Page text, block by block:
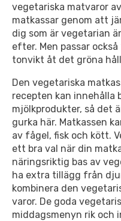
vegetariska matvaror
matkassar genom att
dig som är vegetarian
efter. Men passar
tonvikt åt det gröna
Den vegetariska
recepten kan innehålla
mjölkprodukter, så det
gurka här. Matkassen
av fågel, fisk och kött.
ett bra val när din
näringsriktig bas av
ha extra tillägg från
kombinera den
varor. De goda
middagsmenyn rik och